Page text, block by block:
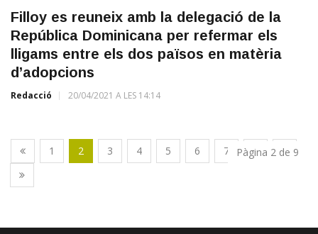
Filloy es reuneix amb la delegació de la
República Dominicana per refermar els
lligams entre els dos països en matèria
d’adopcions
Redacció 20/04/2021 A LES 14:14
1 2 3 4 5 6 7 8 9
Pàgina 2 de 9